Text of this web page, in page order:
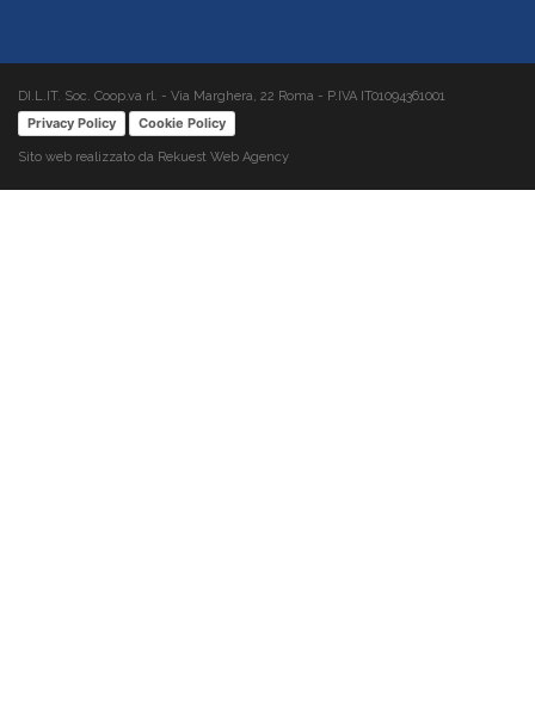
DI.L.IT. Soc. Coop.va rl. - Via Marghera, 22 Roma - P.IVA IT01094361001
Privacy Policy Cookie Policy
Sito web realizzato da Rekuest Web Agency